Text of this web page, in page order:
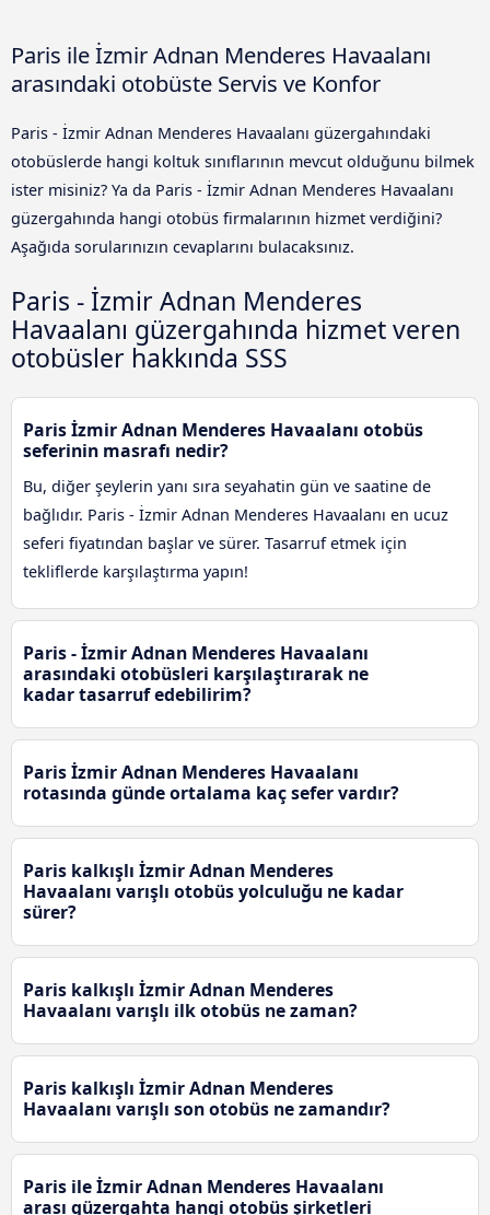
Paris ile İzmir Adnan Menderes Havaalanı
arasındaki otobüste Servis ve Konfor
Paris - İzmir Adnan Menderes Havaalanı güzergahındaki
otobüslerde hangi koltuk sınıflarının mevcut olduğunu bilmek
ister misiniz? Ya da Paris - İzmir Adnan Menderes Havaalanı
güzergahında hangi otobüs firmalarının hizmet verdiğini?
Aşağıda sorularınızın cevaplarını bulacaksınız.
Paris - İzmir Adnan Menderes
Havaalanı güzergahında hizmet veren
otobüsler hakkında SSS
Paris İzmir Adnan Menderes Havaalanı otobüs
seferinin masrafı nedir?
Bu, diğer şeylerin yanı sıra seyahatin gün ve saatine de
bağlıdır. Paris - İzmir Adnan Menderes Havaalanı en ucuz
seferi fiyatından başlar ve sürer. Tasarruf etmek için
tekliflerde karşılaştırma yapın!
Paris - İzmir Adnan Menderes Havaalanı
arasındaki otobüsleri karşılaştırarak ne
kadar tasarruf edebilirim?
Paris İzmir Adnan Menderes Havaalanı
rotasında günde ortalama kaç sefer vardır?
Paris kalkışlı İzmir Adnan Menderes
Havaalanı varışlı otobüs yolculuğu ne kadar
sürer?
Paris kalkışlı İzmir Adnan Menderes
Havaalanı varışlı ilk otobüs ne zaman?
Paris kalkışlı İzmir Adnan Menderes
Havaalanı varışlı son otobüs ne zamandır?
Paris ile İzmir Adnan Menderes Havaalanı
arası güzergahta hangi otobüs şirketleri